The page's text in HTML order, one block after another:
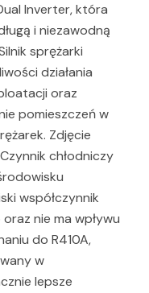
Inverter, która
i niezawodną
sprężarki
działania
oraz
pomieszczeń w
Zdjęcie
chłodniczy
współczynnik
nie ma wpływu
do R410A,
w
lepsze